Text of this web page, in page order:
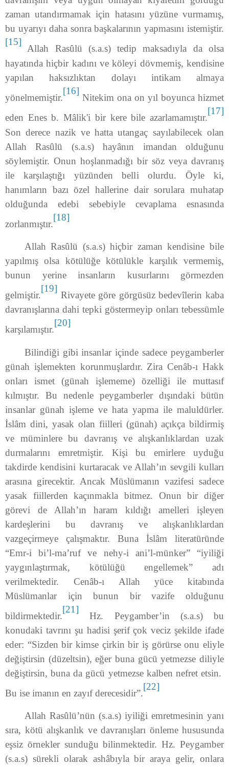
zaman utandırmamak için hatasını yüzüne vurmamış,
bu uyarıyı daha sonra başkalarının yapmasını istemiştir.
[15]
Allah Rasûlü (s.a.s) tedip maksadıyla da olsa
hayatın­da hiçbir kadını ve köleyi dövmemiş, kendisine
yapılan haksızlıktan dolayı intikam almaya
yönelmemiştir.
[16]
Nitekim ona on yıl boyunca hizmet
eden Enes b. Mâlik'i bir kere bile azarlamamıştır.
[17]
Son derece nazik ve hatta utangaç sayılabilecek olan
Allah Rasûlü (s.a.s) hayânın imandan olduğunu
söylemiştir. Onun hoşlanmadığı bir söz veya davranış
ile karşılaştığı yüzünden belli olurdu. Öyle ki,
hanımların bazı özel hallerine dair sorulara muhatap
olduğunda edebi sebebiyle cevaplama esnasında
zorlanmıştır.
[18]
Allah Rasûlü (s.a.s) hiçbir zaman kendisine bile
yapılmış olsa kötülüğe kötülükle kar­şılık vermemiş,
bunun yerine insanların ku­surlarını görmezden
gelmiştir.
[19]
Rivayete göre görgüsüz bedevîlerin ka­ba
davranışlarına dahi tepki göstermeyip onları tebessümle
karşılamıştır.
[20]
Bilindiği gibi insanlar içinde sadece peygamberler
günah işlemekten korunmuşlardır. Zira Cenâb-ı Hakk
onları ismet (günah işlememe) özelliği ile muttasıf
kılmıştır. Bu nedenle peygamberler dışındaki bütün
insanlar günah işleme ve hata yapma ile maluldürler.
İslâm dini, yasak olan fiilleri (günah) açıkça bildirmiş
ve müminlere bu davranış ve alışkanlıklardan uzak
durmalarını emretmiştir. Kişi bu emirlere uyduğu
takdirde kendisini kurtaracak ve Allah’ın sevgili kulları
arasına girecektir. Ancak Müslümanın vazifesi sadece
yasak fiillerden kaçınmakla bitmez. Onun bir diğer
görevi de Allah’ın haram kıldığı amelleri işleyen
kardeşlerini bu davranış ve alışkanlıklardan
vazgeçirmeye çalışmaktır. Buna İslâm literatüründe
“Emr-i bi’l-ma’ruf ve nehy-i ani’l-münker” “iyiliği
yaygınlaştırmak, kötülüğü engellemek” adı
verilmektedir. Cenâb-ı Allah yüce kitabında
Müslümanlar için bunun bir vazife olduğunu
bildirmektedir.
[21]
Hz. Peygamber’in (s.a.s) bu
konudaki tavrını şu hadisi şerif çok veciz şekilde ifade
eder: “Sizden bir kimse çirkin bir iş görürse onu eliyle
değiştirsin (düzeltsin), eğer buna gücü yetmezse diliyle
değiştirsin, buna da gücü yetmezse kalben nefret etsin.
Bu ise imanın en zayıf derecesidir”.
[22]
Allah Rasûlü’nün (s.a.s) iyiliği emretmesinin yanı
sıra, kötü alışkanlık ve davranışları önleme hususunda
eşsiz örnekler sunduğu bilinmektedir. Hz. Peygamber
(s.a.s) sürekli olarak ashâbıyla bir araya gelir, onlara